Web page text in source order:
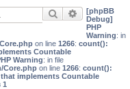
Поиск
[phpBB
Debug]
PHP
Warning: in
on line 1266: count():
Countable
Warning: in file
Core.phpon line 1266: count():
implements Countable
1